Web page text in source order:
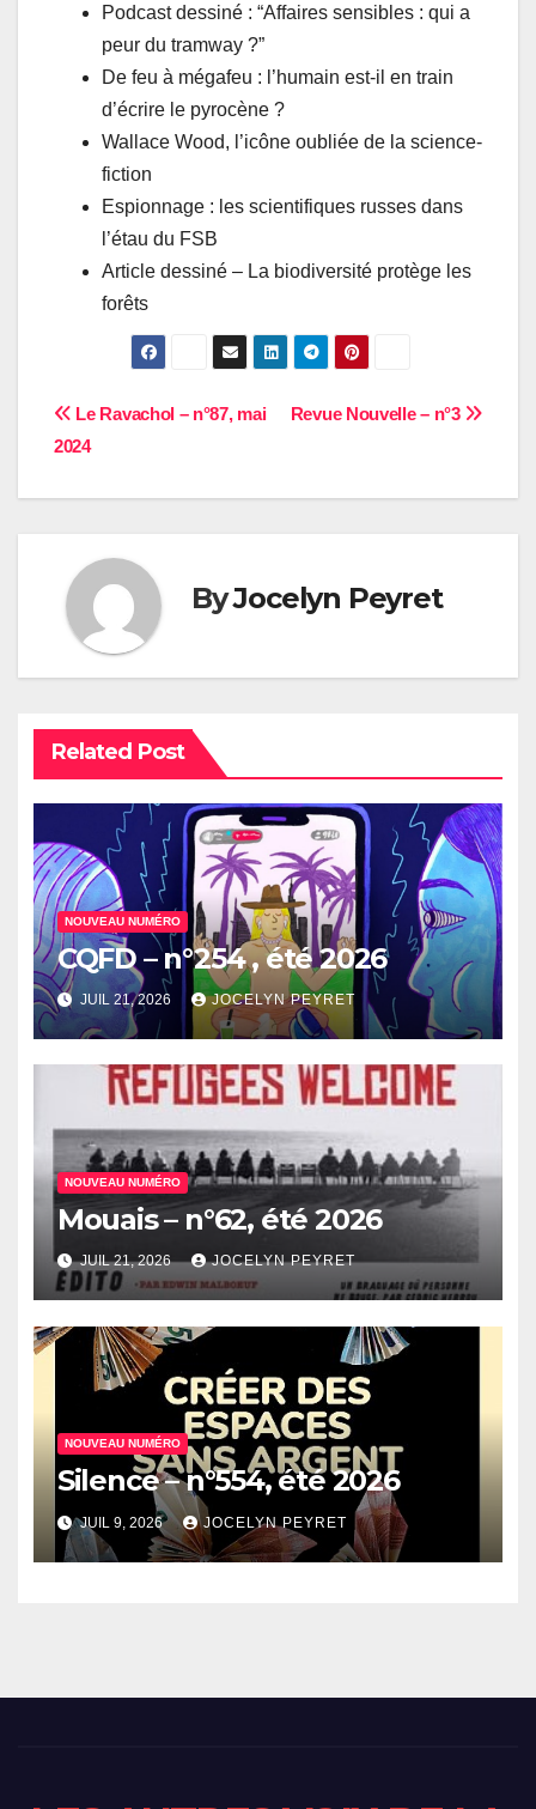
Podcast dessiné : “Affaires sensibles : qui a
peur du tramway ?”
De feu à mégafeu : l’humain est-il en train
d’écrire le pyrocène ?
Wallace Wood, l’icône oubliée de la science-
fiction
Espionnage : les scientifiques russes dans
l’étau du FSB
Article dessiné – La biodiversité protège les
forêts
Navigation
Revue Nouvelle – n°3
Le Ravachol – n°87, mai
2024
ByJocelyn Peyret
Related Post
NOUVEAU NUMÉRO
CQFD – n°254 , été 2026
JUIL 21, 2026 JOCELYN PEYRET
NOUVEAU NUMÉRO
Mouais – n°62, été 2026
JUIL 21, 2026 JOCELYN PEYRET
NOUVEAU NUMÉRO
Silence – n°554, été 2026
JUIL 9, 2026 JOCELYN PEYRET